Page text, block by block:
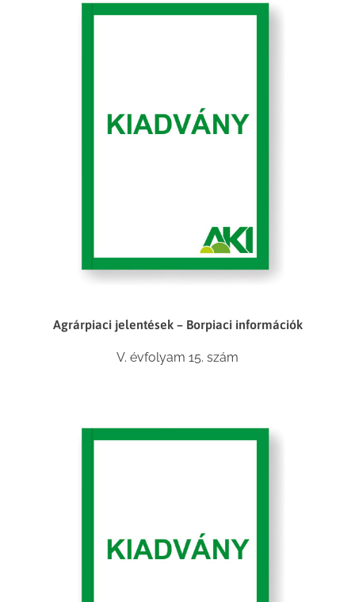
Agrárpiaci jelentések – Borpiaci információk
V. évfolyam 15. szám